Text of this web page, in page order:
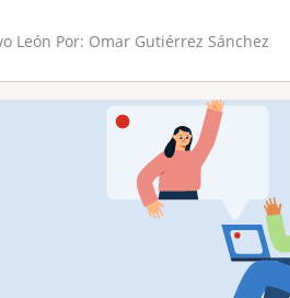
León Por: Omar Gutiérrez Sánchez